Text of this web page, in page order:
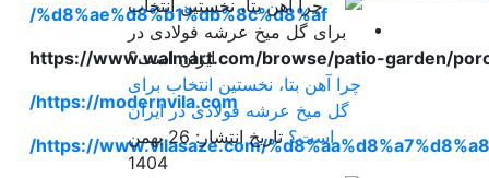
%d8%ae%d8%b1%db%8c%d8%af/
https://www.walmart.com/browse/patio-garden/
https://modernvila.com/
https://www.vilasaze.com/
چرا آهن بتا، نخستین انتخاب برای
گل میخ عرشه فولادی در ایران
است؟
تاریخ انتشار: 26 بهمن
1404